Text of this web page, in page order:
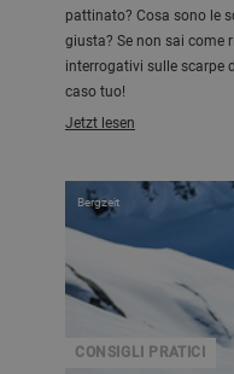
pattinato? Cosa sono le
giusta? Se non sai come
interrogativi sulle scarpe
caso tuo!
Jetzt lesen
CONSIGLI PRATICI
Bergzeit